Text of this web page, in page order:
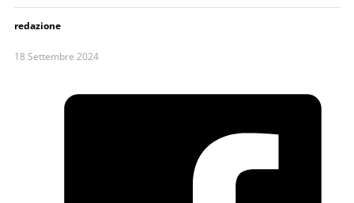
redazione
18 Settembre 2024